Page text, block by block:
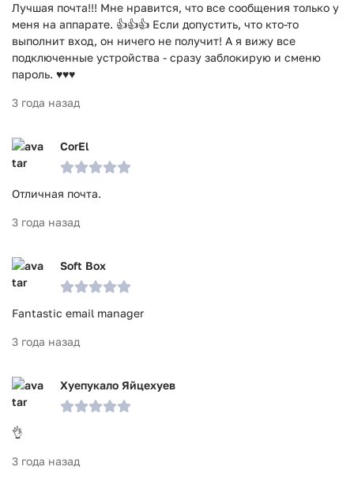
Лучшая почта!!! Мне нравится, что все сообщения только у
меня на аппарате. 👍👍👍 Если допустить, что кто-то
выполнит вход, он ничего не получит! А я вижу все
подключенные устройства - сразу заблокирую и сменю
пароль. ♥️♥️♥️
3 года назад
CorEl
Отличная почта.
3 года назад
Soft Box
Fantastic email manager
3 года назад
Хуепукало Яйцехуев
👌
3 года назад